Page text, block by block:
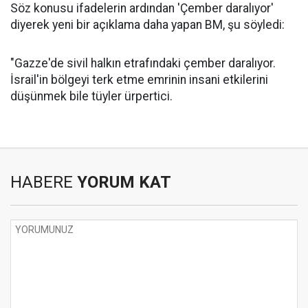
Söz konusu ifadelerin ardından 'Çember daralıyor'
diyerek yeni bir açıklama daha yapan BM, şu söyledi:
"Gazze'de sivil halkın etrafındaki çember daralıyor.
İsrail'in bölgeyi terk etme emrinin insani etkilerini
düşünmek bile tüyler ürpertici.
HABERE YORUM KAT